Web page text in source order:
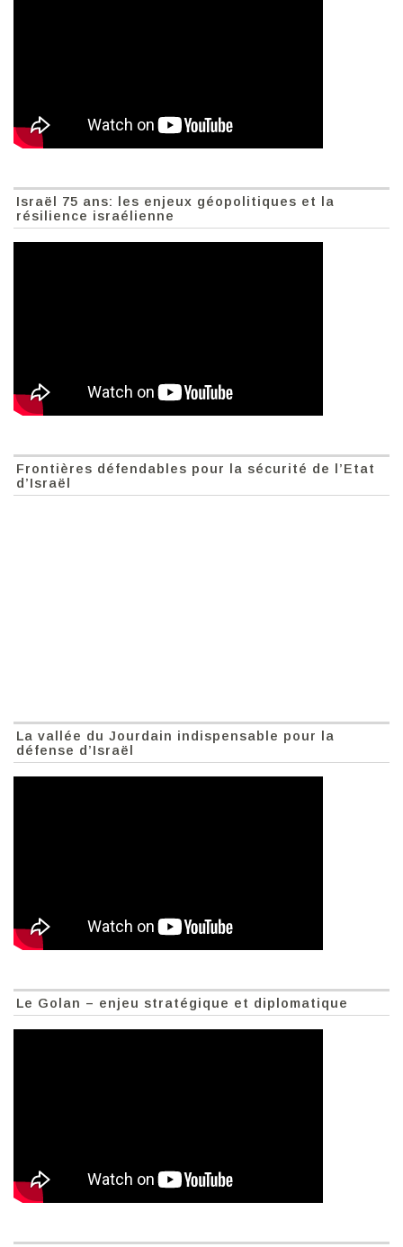
Israël 75 ans: les enjeux géopolitiques et la
résilience israélienne
Frontières défendables pour la sécurité de l’Etat
d’Israël
La vallée du Jourdain indispensable pour la
défense d’Israël
Le Golan – enjeu stratégique et diplomatique